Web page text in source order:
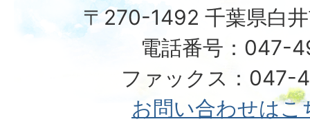
〒270-1492 千葉県白
電話番号：047-
ファックス：047-
お問い合わせはこ